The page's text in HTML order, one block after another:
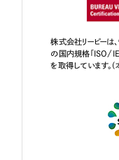
株式会社リーピーは
の国内規格「
を取得しています。（